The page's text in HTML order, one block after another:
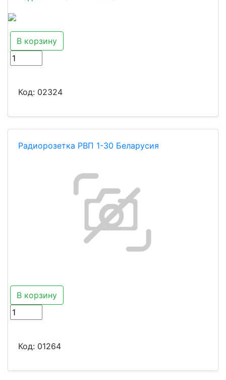
В корзину
Код: 02324
Радиорозетка РВП 1-30 Беларусия
В корзину
Код: 01264